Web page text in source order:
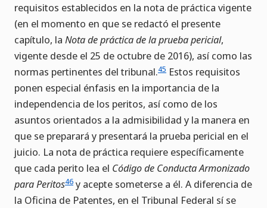
requisitos establecidos en la nota de práctica vigente
(en el momento en que se redactó el presente
capítulo, la Nota de práctica de la prueba pericial,
vigente desde el 25 de octubre de 2016), así como las
normas pertinentes del tribunal.45 Estos requisitos
ponen especial énfasis en la importancia de la
independencia de los peritos, así como de los
asuntos orientados a la admisibilidad y la manera en
que se preparará y presentará la prueba pericial en el
juicio. La nota de práctica requiere específicamente
que cada perito lea el Código de Conducta Armonizado
para Peritos46 y acepte someterse a él. A diferencia de
la Oficina de Patentes, en el Tribunal Federal sí se